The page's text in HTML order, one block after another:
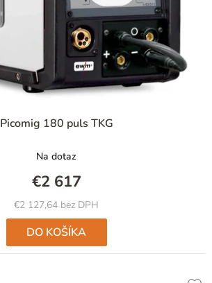
Picomig 180 puls TKG
Na dotaz
€2 127,64 bez DPH
€2 617
DO KOŠÍKA